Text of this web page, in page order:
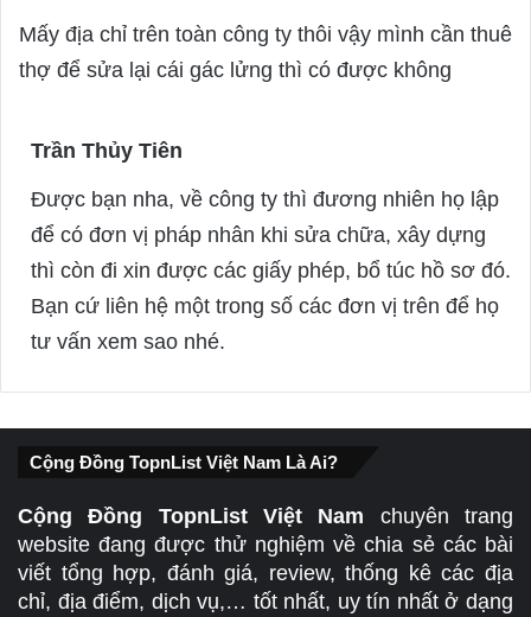
a
y
Mấy địa chỉ trên toàn công ty thôi vậy mình cần thuê
thợ để sửa lại cái gác lửng thì có được không
Trần Thủy Tiên
a
y
s
:
Được bạn nha, về công ty thì đương nhiên họ lập
để có đơn vị pháp nhân khi sửa chữa, xây dựng
thì còn đi xin được các giấy phép, bổ túc hồ sơ đó.
Bạn cứ liên hệ một trong số các đơn vị trên để họ
tư vấn xem sao nhé.
Cộng Đồng TopnList Việt Nam Là Ai?
Cộng Đồng TopnList Việt Nam chuyên trang
website đang được thử nghiệm về chia sẻ các bài
viết tổng hợp, đánh giá, review, thống kê các địa
chỉ, địa điểm, dịch vụ,… tốt nhất, uy tín nhất ở dạng